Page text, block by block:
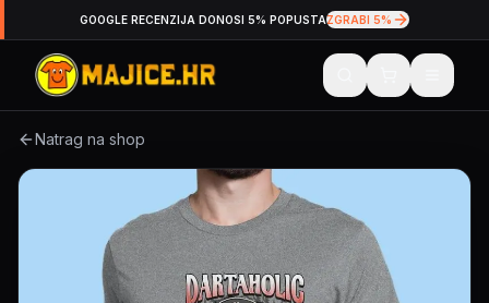
GOOGLE RECENZIJA DONOSI 5% POPUSTAZGRABI 5%
Natrag na shop